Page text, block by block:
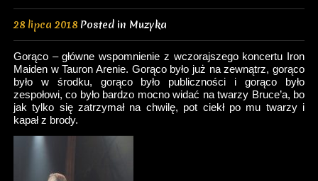
28 lipca 2018Posted in Muzyka
Gorąco – główne wspomnienie z wczorajszego koncertu Iron
Maiden w Tauron Arenie. Gorąco było już na zewnątrz, gorąco
było w środku, gorąco było publiczności i gorąco było
zespołowi, co było bardzo mocno widać na twarzy Bruce’a, bo
jak tylko się zatrzymał na chwilę, pot ciekł po mu twarzy i
kapał z brody.